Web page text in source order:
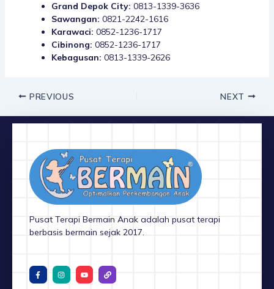
Grand Depok City: 0813-1339-3636
Sawangan: 0821-2242-1616
Karawaci: 0852-1236-1717
Cibinong: 0852-1236-1717
Kebagusan: 0813-1339-2626
PREVIOUS NEXT
Pusat Terapi Bermain Anak adalah pusat terapi
berbasis bermain sejak 2017.
F
a
c
I
n
s
Y
o
u
L
i
n